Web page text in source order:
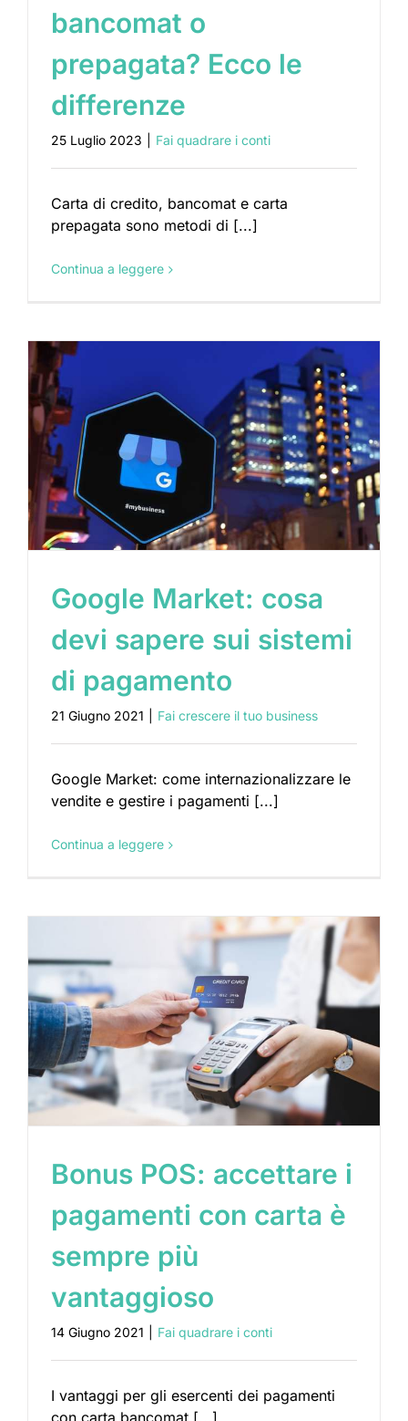
bancomat o
prepagata? Ecco le
differenze
25 Luglio 2023 Fai quadrare i conti
Carta di credito, bancomat e carta
prepagata sono metodi di [...]
Continua a leggere
Google Market: cosa
devi sapere sui sistemi
di pagamento
21 Giugno 2021 Fai crescere il tuo business
Google Market: come internazionalizzare le
vendite e gestire i pagamenti [...]
Continua a leggere
Bonus POS: accettare i
pagamenti con carta è
sempre più
vantaggioso
14 Giugno 2021 Fai quadrare i conti
I vantaggi per gli esercenti dei pagamenti